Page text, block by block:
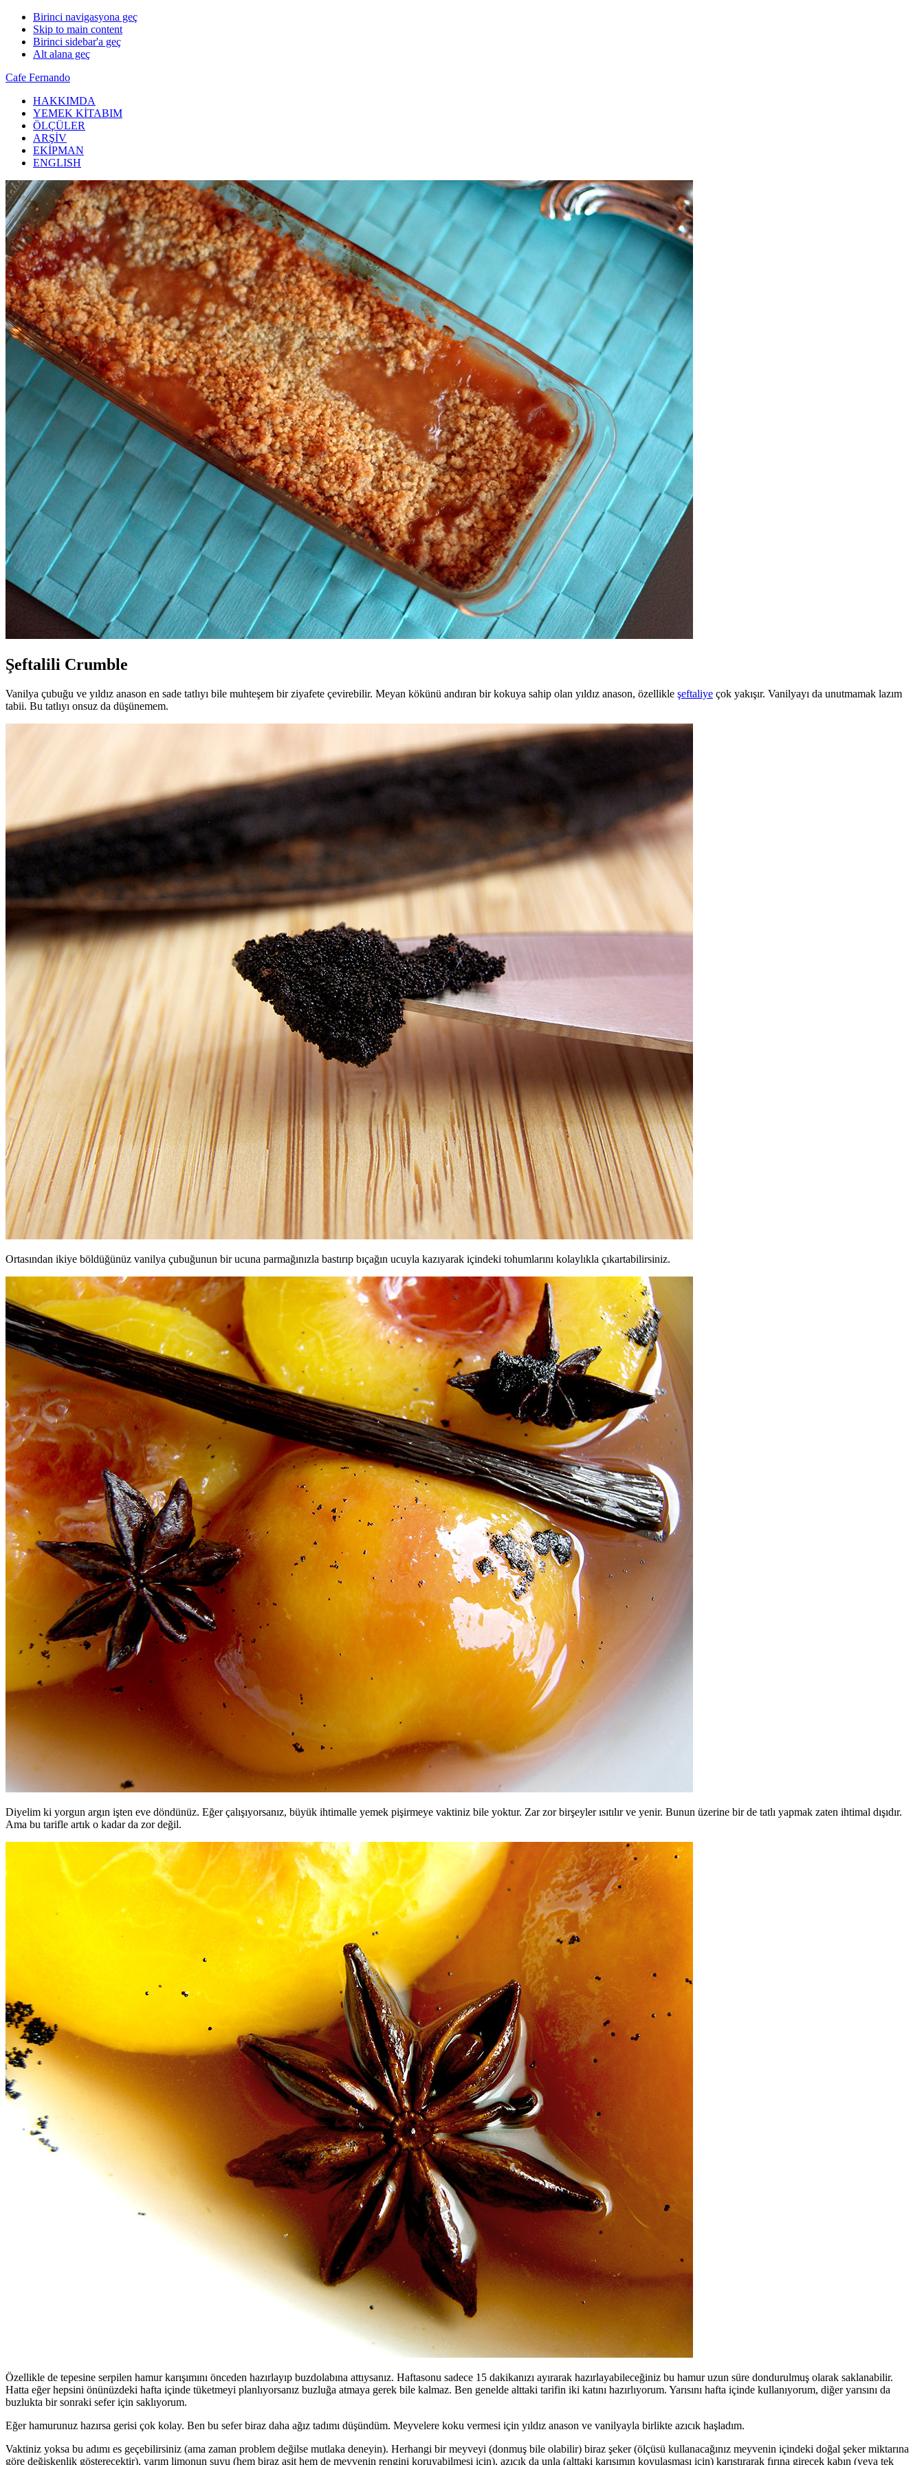
Birinci navigasyona geç
Skip to main content
Birinci sidebar'a geç
Alt alana geç
Cafe Fernando
HAKKIMDA
YEMEK KİTABIM
ÖLÇÜLER
ARŞİV
EKİPMAN
ENGLISH
Şeftalili Crumble
Vanilya çubuğu ve yıldız anason en sade tatlıyı bile muhteşem bir ziyafete çevirebilir. Meyan kökünü andıran bir kokuya sahip olan yıldız anason, özellikle şeftaliye çok yakışır. Vanilyayı da unutmamak lazım
tabii. Bu tatlıyı onsuz da düşünemem.
Ortasından ikiye böldüğünüz vanilya çubuğunun bir ucuna parmağınızla bastırıp bıçağın ucuyla kazıyarak içindeki tohumlarını kolaylıkla çıkartabilirsiniz.
Diyelim ki yorgun argın işten eve döndünüz. Eğer çalışıyorsanız, büyük ihtimalle yemek pişirmeye vaktiniz bile yoktur. Zar zor birşeyler ısıtılır ve yenir. Bunun üzerine bir de tatlı yapmak zaten ihtimal dışıdır.
Ama bu tarifle artık o kadar da zor değil.
Özellikle de tepesine serpilen hamur karışımını önceden hazırlayıp buzdolabına attıysanız. Haftasonu sadece 15 dakikanızı ayırarak hazırlayabileceğiniz bu hamur uzun süre dondurulmuş olarak saklanabilir.
Hatta eğer hepsini önünüzdeki hafta içinde tüketmeyi planlıyorsanız buzluğa atmaya gerek bile kalmaz. Ben genelde alttaki tarifin iki katını hazırlıyorum. Yarısını hafta içinde kullanıyorum, diğer yarısını da
buzlukta bir sonraki sefer için saklıyorum.
Eğer hamurunuz hazırsa gerisi çok kolay. Ben bu sefer biraz daha ağız tadımı düşündüm. Meyvelere koku vermesi için yıldız anason ve vanilyayla birlikte azıcık haşladım.
Vaktiniz yoksa bu adımı es geçebilirsiniz (ama zaman problem değilse mutlaka deneyin). Herhangi bir meyveyi (donmuş bile olabilir) biraz şeker (ölçüsü kullanacağınız meyvenin içindeki doğal şeker miktarına
göre değişkenlik gösterecektir), yarım limonun suyu (hem biraz asit hem de meyvenin rengini koruyabilmesi için), azıcık da unla (alttaki karışımın koyulaşması için) karıştırarak fırına girecek kabın (veya tek